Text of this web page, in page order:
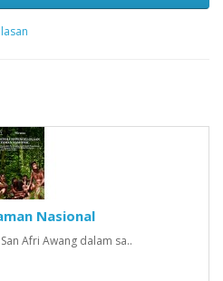
Nasional
Afri Awang dalam sa..